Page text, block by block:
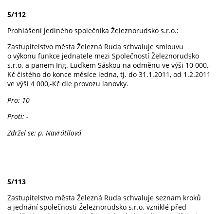
5/112
Prohlášení jediného společníka Železnorudsko s.r.o.:
Zastupitelstvo města Železná Ruda schvaluje smlouvu
o výkonu funkce jednatele mezi Společností Železnorudsko
s.r.o. a panem Ing. Luďkem Sáskou na odměnu ve výši 10 000,-
Kč čistého do konce měsíce ledna, tj. do 31.1.2011, od 1.2.2011
ve výši 4 000,-Kč dle provozu lanovky.
Pro: 10
Proti: -
Zdržel se: p. Navrátilová
5/113
Zastupitelstvo města Železná Ruda schvaluje seznam kroků
a jednání společnosti Železnorudsko s.r.o. vzniklé před